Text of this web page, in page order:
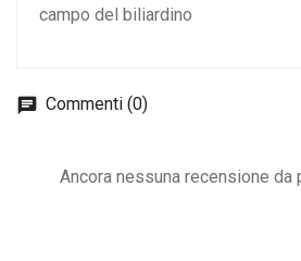
campo del biliardino
Commenti (0)
Ancora nessuna recensione da